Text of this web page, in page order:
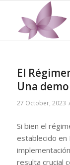
El
Una
27 October, 2023
Si bien el
establecido en
resulta crucial